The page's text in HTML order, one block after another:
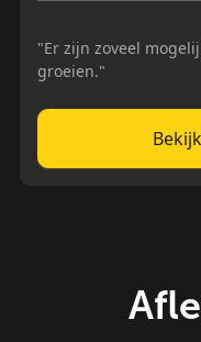
"Er zijn zoveel
groeien."